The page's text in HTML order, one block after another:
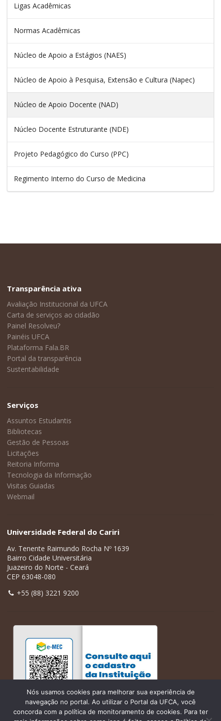
Ligas Acadêmicas
Normas Acadêmicas
Núcleo de Apoio a Estágios (NAES)
Núcleo de Apoio à Pesquisa, Extensão e Cultura (Napec)
Núcleo de Apoio Docente (NAD)
Núcleo Docente Estruturante (NDE)
Projeto Pedagógico do Curso (PPC)
Regimento Interno do Curso de Medicina
Transparência ativa
Avaliação Institucional da UFCA
Carta de serviços ao cidadão
Painel Resolveu?
Painéis UFCA
Plataforma Fala.BR
Portal da transparência
Sustentabilidade
Serviços
Assuntos Estudantis
Bibliotecas
Gestão de Pessoas
Licitações
Reitoria Informa
Tecnologia da Informação
Visitas Guiadas
Webmail
Universidade Federal do Cariri
Av. Tenente Raimundo Rocha Nº 1639
Bairro Cidade Universitária
Juazeiro do Norte - Ceará
CEP 63048-080
+55 (88) 3221 9200
Nós usamos cookies para melhorar sua experiência de
navegação no portal. Ao utilizar o Portal da UFCA, você
concorda com a política de monitoramento de cookies. Para ter